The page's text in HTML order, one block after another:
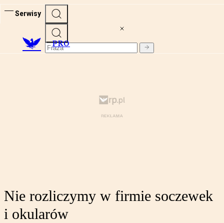
Serwisy
PRO
Nie rozliczymy w firmie soczewek
i okularów